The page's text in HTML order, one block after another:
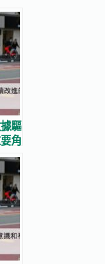
驅
角